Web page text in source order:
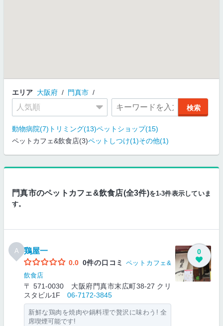
エリア 大阪府 門真市
動物病院(7) トリミング(13)ペットショップ(15)
ペットカフェ&飲食店(3)ペットしつけ(1)その他(1)
門真市のペットカフェ&飲食店(全3件)を1-3件表示していま
す。
A 鶏屋一
0.0 0件の口コミ
ペットカフェ&
飲食店
〒 571-0030 大阪府門真市末広町38-27 クリ
スタビル1F 06-7172-3845
新鮮な鶏肉を焼肉や鍋料理で贅沢に味わう! 全
席喫煙可能です!
0